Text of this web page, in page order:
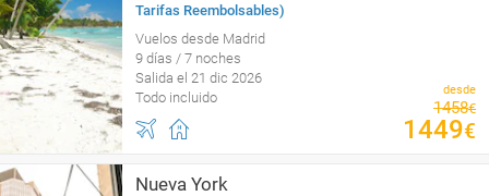
Tarifas Reembolsables)
Vuelos desde Madrid
9 días / 7 noches
Salida el 21 dic 2026
Todo incluido
desde
1458€
1449€
Nueva York